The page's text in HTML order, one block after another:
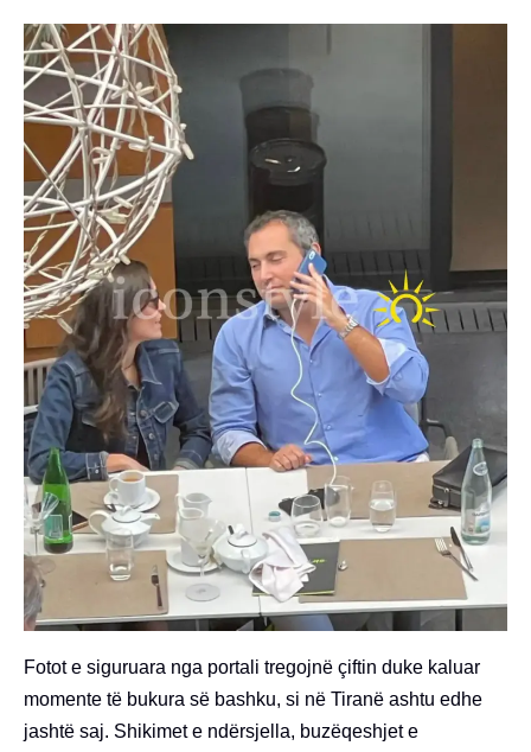
Fotot e siguruara nga portali tregojnë çiftin duke kaluar
momente të bukura së bashku, si në Tiranë ashtu edhe
jashtë saj. Shikimet e ndërsjella, buzëqeshjet e